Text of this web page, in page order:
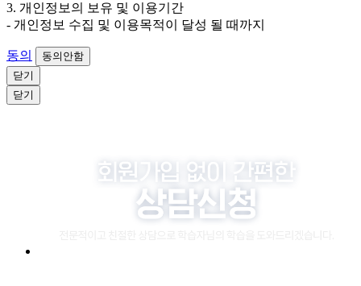
3. 개인정보의 보유 및 이용기간
- 개인정보 수집 및 이용목적이 달성 될 때까지
동의
동의안함
닫기
닫기